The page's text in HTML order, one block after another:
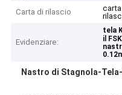
Carta di rilascio
Evidenziare:
tela
il
Nastro di Stagnola-